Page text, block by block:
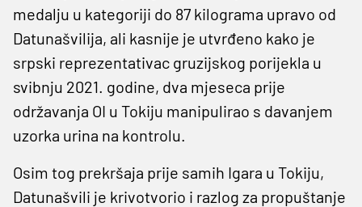
medalju u kategoriji do 87 kilograma upravo od
Datunašvilija, ali kasnije je utvrđeno kako je
srpski reprezentativac gruzijskog porijekla u
svibnju 2021. godine, dva mjeseca prije
održavanja OI u Tokiju manipulirao s davanjem
uzorka urina na kontrolu.
Osim tog prekršaja prije samih Igara u Tokiju,
Datunašvili je krivotvorio i razlog za propuštanje